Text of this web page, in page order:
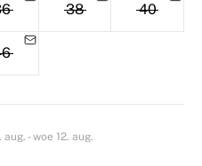
38 40
- woe 12. aug.